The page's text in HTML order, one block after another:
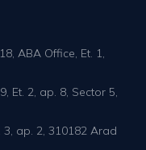
ABA Office, Et. 1,
Et. 2, ap. 8, Sector 5,
ap. 2, 310182 Arad